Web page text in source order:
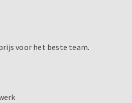
voor het beste team.